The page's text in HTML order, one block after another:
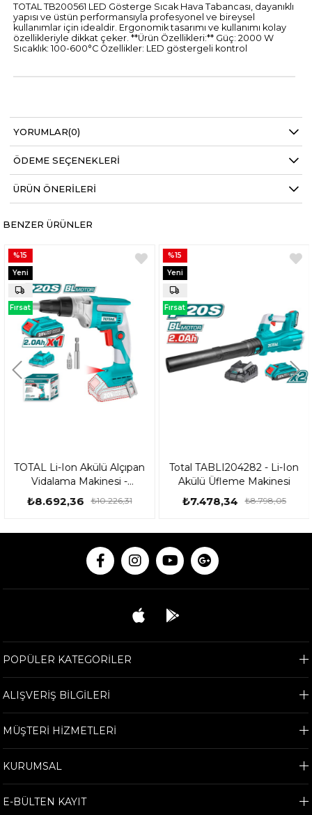
TOTAL TB200561 LED Gösterge Sıcak Hava Tabancası, dayanıklı
yapısı ve üstün performansıyla profesyonel ve bireysel
kullanımlar için idealdir. Ergonomik tasarımı ve kullanımı kolay
özellikleriyle dikkat çeker. **Ürün Özellikleri:** Güç: 2000 W
Sıcaklık: 100-600°C Özellikler: LED göstergeli kontrol
YORUMLAR(0)
ÖDEME SEÇENEKLERI
ÜRÜN ÖNERILERI
BENZER ÜRÜNLER
TOTAL Li-Ion Akülü Alçıpan
Vidalama Makinesi -
TDSLI204200-1
₺8.692,36 ₺10.226,31
%15
Yeni
Ürün
Fırsat
Ürünü
Total TABLI204282 - Li-Ion
Akülü Üfleme Makinesi
₺7.478,34 ₺8.798,05
%15
Yeni
Ürün
Fırsat
Ürünü
POPÜLER KATEGORİLER
ALIŞVERİŞ BİLGİLERİ
MÜŞTERİ HİZMETLERİ
KURUMSAL
E-BÜLTEN KAYIT